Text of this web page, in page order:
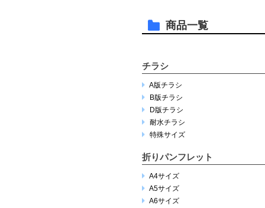
商品一覧
チラシ
A版チラシ
B版チラシ
D版チラシ
耐水チラシ
特殊サイズ
折りパンフレット
A4サイズ
A5サイズ
A6サイズ